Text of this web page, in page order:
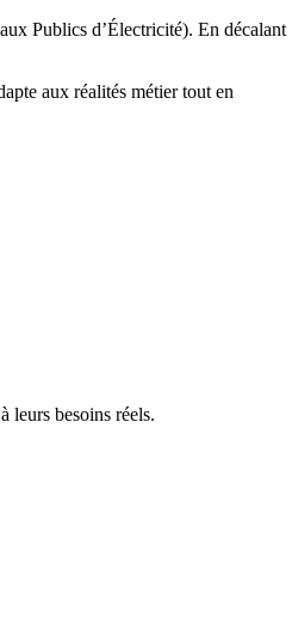
Publics d’Électricité). En décalant
aux réalités métier tout en
leurs besoins réels.